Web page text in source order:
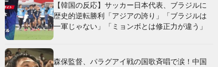
【韓国の反応】サッカー日本代表、ブラジルに
歴史的逆転勝利「アジアの誇り」「ブラジルは
一軍じゃない」「ミョンボとは修正力が違う」
森保監督、パラグアイ戦の国歌斉唱で涙！中国